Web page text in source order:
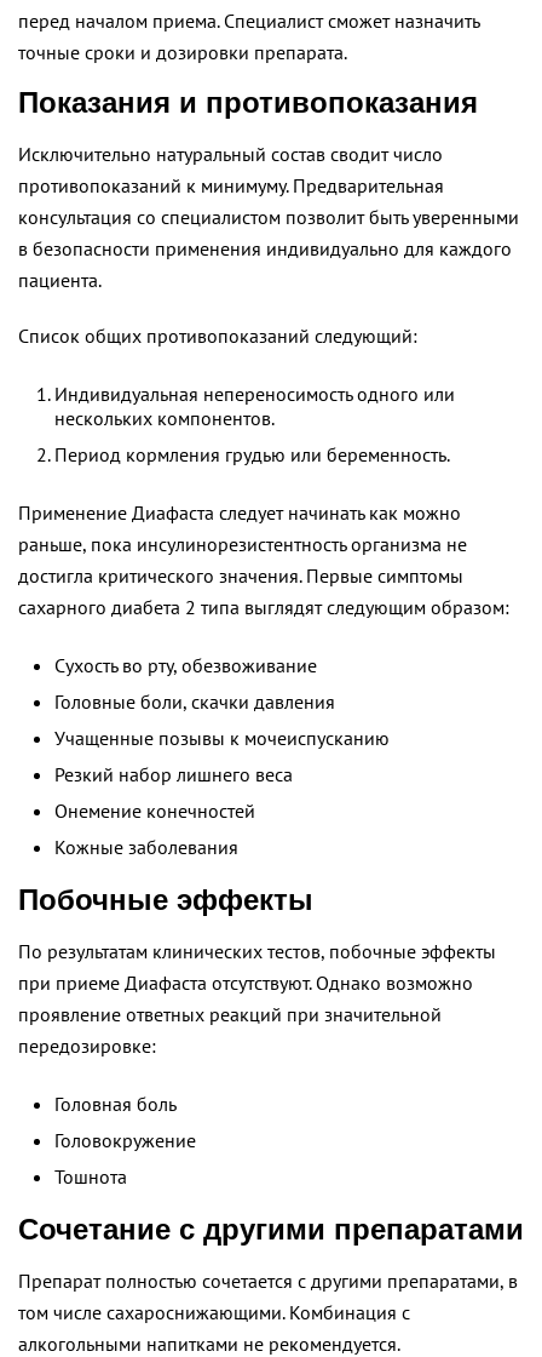
перед началом приема. Специалист сможет назначить
точные сроки и дозировки препарата.
Показания и противопоказания
Исключительно натуральный состав сводит число
противопоказаний к минимуму. Предварительная
консультация со специалистом позволит быть уверенными
в безопасности применения индивидуально для каждого
пациента.
Список общих противопоказаний следующий:
Индивидуальная непереносимость одного или
нескольких компонентов.
Период кормления грудью или беременность.
Применение Диафаста следует начинать как можно
раньше, пока инсулинорезистентность организма не
достигла критического значения. Первые симптомы
сахарного диабета 2 типа выглядят следующим образом:
Сухость во рту, обезвоживание
Головные боли, скачки давления
Учащенные позывы к мочеиспусканию
Резкий набор лишнего веса
Онемение конечностей
Кожные заболевания
Побочные эффекты
По результатам клинических тестов, побочные эффекты
при приеме Диафаста отсутствуют. Однако возможно
проявление ответных реакций при значительной
передозировке:
Головная боль
Головокружение
Тошнота
Сочетание с другими препаратами
Препарат полностью сочетается с другими препаратами, в
том числе сахароснижающими. Комбинация с
алкогольными напитками не рекомендуется.